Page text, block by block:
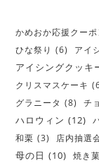
かめおか応援クーポ
ひな祭り (6) アイ
アイシングクッキ
クリスマスケーキ
グラニータ (8) チ
ハロウィン (12)
和栗 (3) 店内抽選
母の日 (10) 焼き